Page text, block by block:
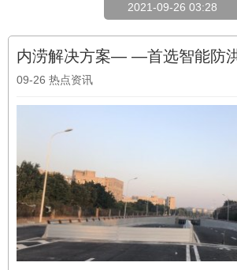
2021-09-26 03:28
内涝解决方案— —首选智能防
09-26 热点资讯